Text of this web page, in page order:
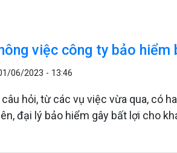
việc công ty bảo
06/2023 - 13:46
câu hỏi, từ các vụ việc vừa qua, có
đại lý bảo hiểm gây bất lợi cho